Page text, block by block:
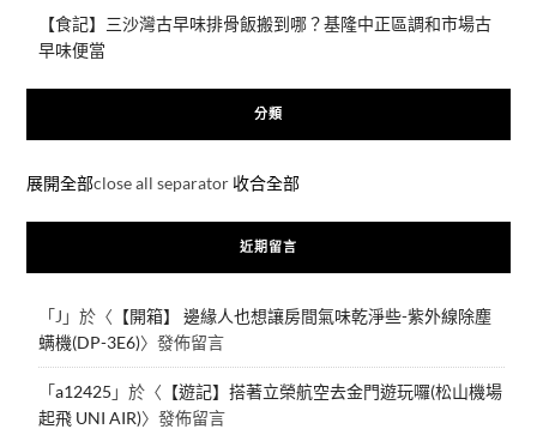
【食記】三沙灣古早味排骨飯搬到哪？基隆中正區調和市場古
早味便當
分類
展開全部close all separator 收合全部
近期留言
「J 」於〈 【開箱】 邊緣人也想讓房間氣味乾淨些-紫外線除塵
螨機(DP-3E6)〉發佈留言
「a12425 」於〈 【遊記】搭著立榮航空去金門遊玩囉(松山機場
起飛 UNI AIR)〉發佈留言